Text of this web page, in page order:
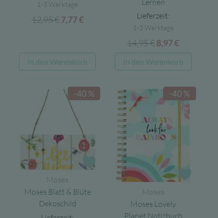
1-3 Werktage
12,95€ Ursprünglicher
12,95 €
7,77€Aktueller
7,77 €.
In den Warenkorb
Lieferzeit:
1-3 Werktage
14,95€Ursprünglicher
Preis
war:
8,97€Aktueller
Preis
ist:
In den Warenkorb
Zur Wunschliste
-40 %
Moses
Moses Blatt & Blüte
Dekoschild
-40 %
Moses
Moses Lovely
Planet Notizbuch